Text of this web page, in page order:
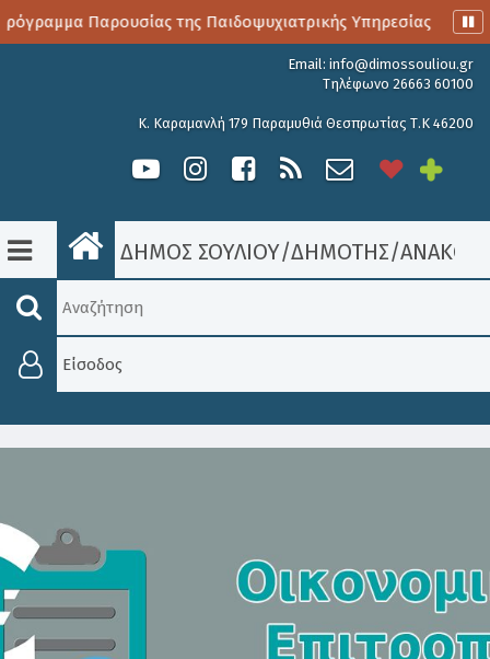
Παρουσίας της Παιδοψυχιατρικής Υπηρεσίας
Email: info@dimossouliou.gr
Τηλέφωνο 26663 60100
Κ. Καραμανλή 179 Παραμυθιά Θεσπρωτίας Τ.Κ 46200
ΔΗΜΟΣ ΣΟΥΛΙΟΥ/ΔΗΜΟΤΗΣ/
Είσοδος